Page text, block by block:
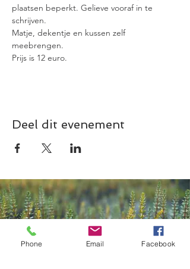
plaatsen beperkt. Gelieve vooraf in te
schrijven.
Matje, dekentje en kussen zelf
meebrengen.
Prijs is 12 euro.
Deel dit evenement
Phone Email Facebook